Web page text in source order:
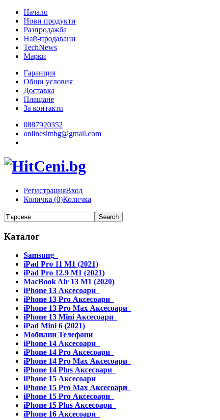
Начало
Нови продукти
Разпродажба
Най-продавани
TechNews
Марки
Гаранция
Общи условия
Доставка
Плащане
За контакти
0887920352
onlinesimbg@gmail.com
РегистрацияВход
Количка (0)Количка
Каталог
Samsung
iPad Pro 11 M1 (2021)
iPad Pro 12.9 M1 (2021)
MacBook Air 13 M1 (2020)
iPhone 13 Аксесоари
iPhone 13 Pro Аксесоари
iPhone 13 Pro Max Аксесоари
iPhone 13 Mini Аксесоари
iPad Mini 6 (2021)
Мобилни Телефони
iPhone 14 Аксесоари
iPhone 14 Pro Аксесоари
iPhone 14 Pro Max Аксесоари
iPhone 14 Plus Аксесоари
iPhone 15 Аксесоари
iPhone 15 Pro Max Аксесоари
iPhone 15 Pro Аксесоари
iPhone 15 Plus Аксесоари
iPhone 16 Аксесоари